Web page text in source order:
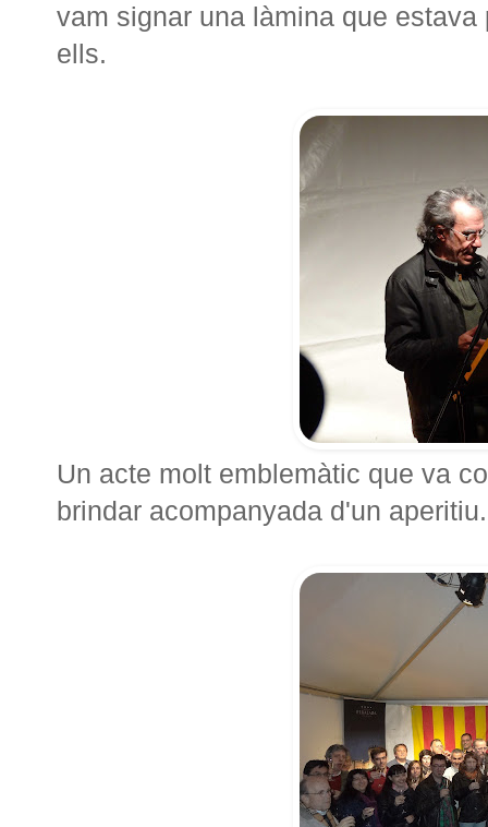
vam signar una làmina que
ells.
Un acte molt emblemàtic que va
brindar acompanyada d'un aperitiu.